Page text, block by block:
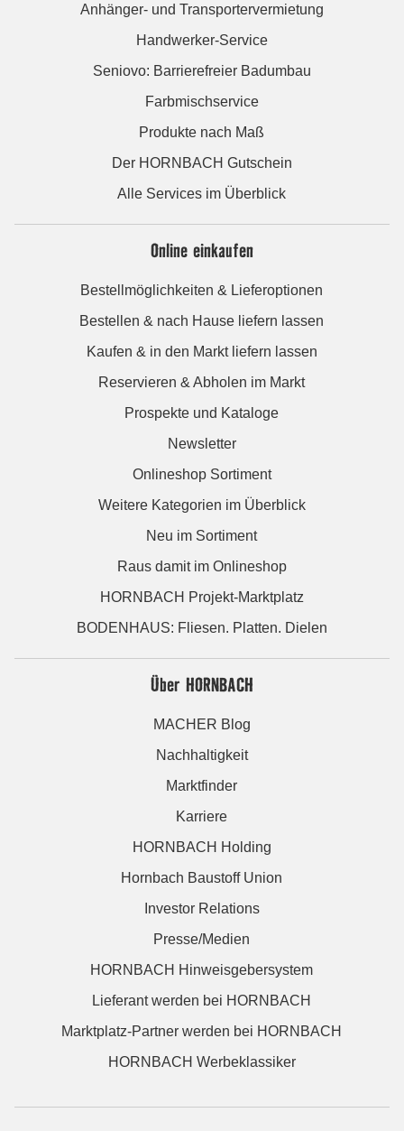
Anhänger- und Transportervermietung
Handwerker-Service
Seniovo: Barrierefreier Badumbau
Farbmischservice
Produkte nach Maß
Der HORNBACH Gutschein
Alle Services im Überblick
Online einkaufen
Bestellmöglichkeiten & Lieferoptionen
Bestellen & nach Hause liefern lassen
Kaufen & in den Markt liefern lassen
Reservieren & Abholen im Markt
Prospekte und Kataloge
Newsletter
Onlineshop Sortiment
Weitere Kategorien im Überblick
Neu im Sortiment
Raus damit im Onlineshop
HORNBACH Projekt-Marktplatz
BODENHAUS: Fliesen. Platten. Dielen
Über HORNBACH
MACHER Blog
Nachhaltigkeit
Marktfinder
Karriere
HORNBACH Holding
Hornbach Baustoff Union
Investor Relations
Presse/Medien
HORNBACH Hinweisgebersystem
Lieferant werden bei HORNBACH
Marktplatz-Partner werden bei HORNBACH
HORNBACH Werbeklassiker